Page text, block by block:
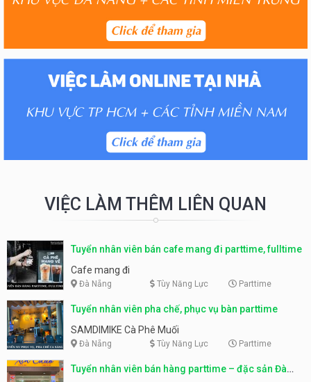
VIỆC LÀM THÊM LIÊN QUAN
Tuyển nhân viên bán cafe mang đi parttime, fulltime
Cafe mang đi
Đà Nẵng Tùy Năng Lực Parttime
Tuyển nhân viên pha chế, phục vụ bàn parttime
SAMDIMIKE Cà Phê Muối
Đà Nẵng Tùy Năng Lực Parttime
Tuyển nhân viên bán hàng parttime – đặc sản Đà